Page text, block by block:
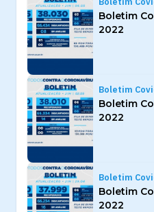
Boletim
2022
Boletim
Boletim
2022
Boletim
Boletim
2022